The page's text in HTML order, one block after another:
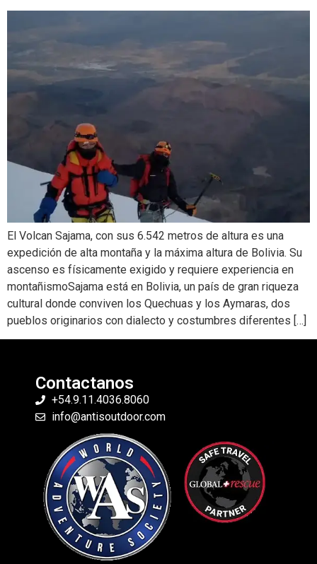
El Volcan Sajama, con sus 6.542 metros de altura es una
expedición de alta montaña y la máxima altura de Bolivia. Su
ascenso es físicamente exigido y requiere experiencia en
montañismoSajama está en Bolivia, un país de gran riqueza
cultural donde conviven los Quechuas y los Aymaras, dos
pueblos originarios con dialecto y costumbres diferentes […]
Contactanos
+54.9.11.4036.8060
info@antisoutdoor.com